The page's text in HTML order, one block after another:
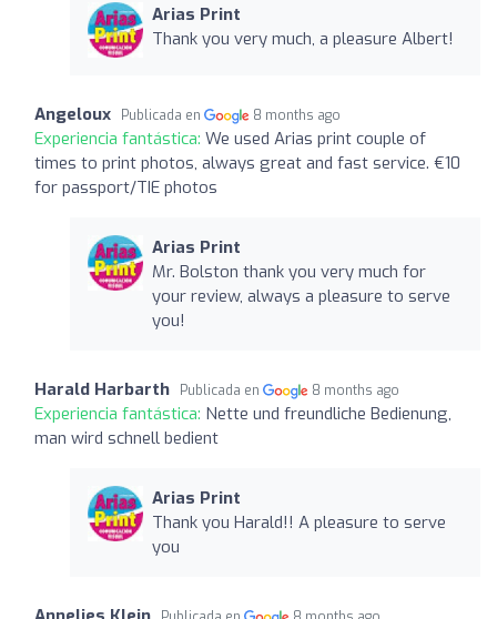
Arias Print
Thank you very much, a pleasure Albert!
Angeloux Publicada en 8 months ago
Experiencia fantástica: We used Arias print couple of
times to print photos, always great and fast service. €10
for passport/TIE photos
Arias Print
Mr. Bolston thank you very much for
your review, always a pleasure to serve
you!
Harald Harbarth Publicada en 8 months ago
Experiencia fantástica: Nette und freundliche Bedienung,
man wird schnell bedient
Arias Print
Thank you Harald!! A pleasure to serve
you